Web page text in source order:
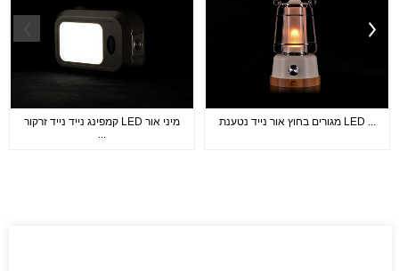
קמפינג נייד נייד זרקור LED מיני אור
...
מגורים בחוץ אור נייד נטענת LED ...